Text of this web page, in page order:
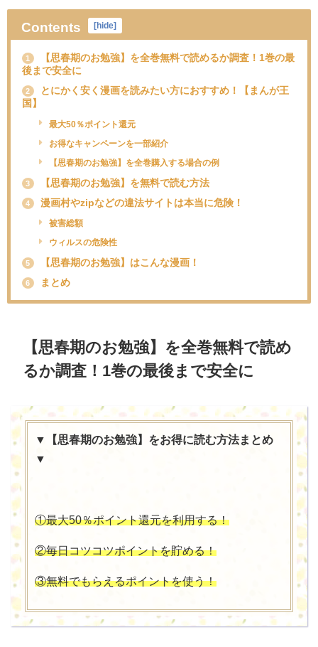
Contents [hide]
1
【思春期のお勉強】を全巻無料で読めるか調査！1巻の最
後まで安全に
2
とにかく安く漫画を読みたい方におすすめ！【まんが王
国】
最大50％ポイント還元
お得なキャンペーンを一部紹介
【思春期のお勉強】を全巻購入する場合の例
3 【思春期のお勉強】を無料で読む方法
4 漫画村やzipなどの違法サイトは本当に危険！
被害総額
ウィルスの危険性
5 【思春期のお勉強】はこんな漫画！
6 まとめ
【思春期のお勉強】を全巻無料で読め
るか調査！1巻の最後まで安全に
▼【思春期のお勉強】をお得に読む方法まとめ
▼
①最大50％ポイント還元を利用する！
②毎日コツコツポイントを貯める！
③無料でもらえるポイントを使う！